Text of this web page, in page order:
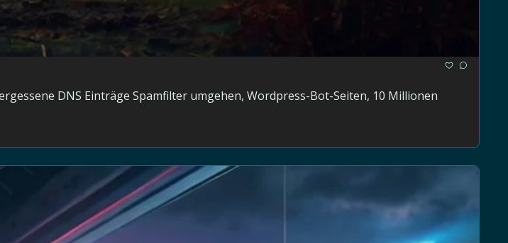
DNS Einträge Spamfilter umgehen, Wordpress-Bot-Seiten, 10 Millionen